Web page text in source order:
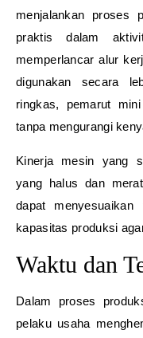
menjalankan proses
praktis dalam
memperlancar alur
digunakan secara
ringkas, pemarut
tanpa mengurangi
Kinerja mesin yang
yang halus dan
dapat menyesuaikan
kapasitas produksi
Waktu dan
Dalam proses
pelaku usaha